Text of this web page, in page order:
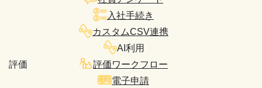
入社手続き
カスタムCSV連携
AI利用
評価
評価ワークフロー
電子申請